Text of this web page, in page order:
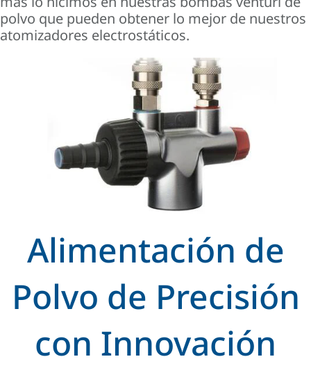
polvo que pueden obtener lo mejor de nuestros
atomizadores electrostáticos.
Alimentación de
Polvo de Precisión
con Innovación